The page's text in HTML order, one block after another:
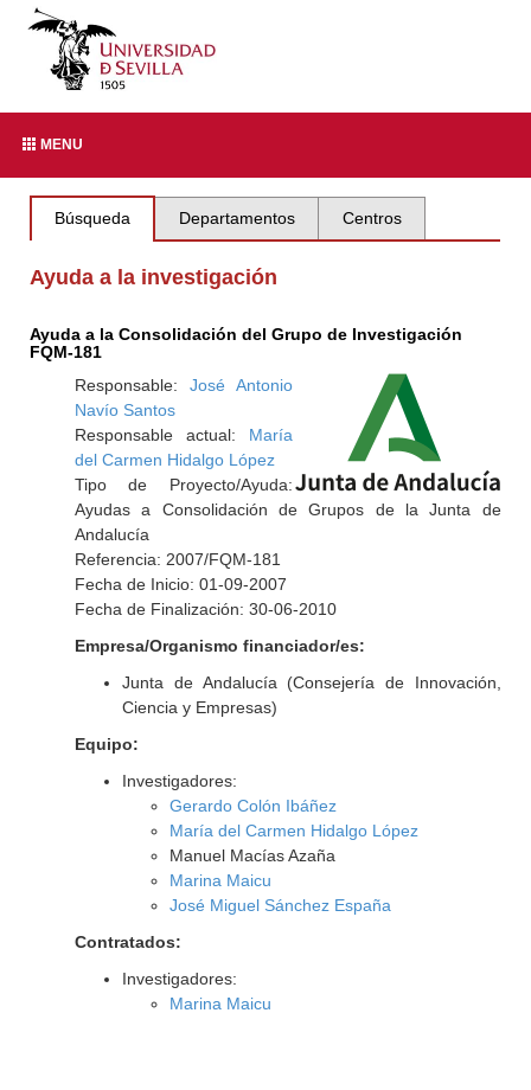
MENU
Búsqueda Departamentos Centros
Ayuda a la investigación
Ayuda a la Consolidación del Grupo de Investigación
FQM-181
Responsable: José Antonio
Navío Santos
Responsable actual: María
del Carmen Hidalgo López
Tipo de Proyecto/Ayuda:
Ayudas a Consolidación de Grupos de la Junta de
Andalucía
Referencia: 2007/FQM-181
Fecha de Inicio: 01-09-2007
Fecha de Finalización: 30-06-2010
Empresa/Organismo financiador/es:
Junta de Andalucía (Consejería de Innovación,
Ciencia y Empresas)
Equipo:
Investigadores:
Gerardo Colón Ibáñez
María del Carmen Hidalgo López
Manuel Macías Azaña
Marina Maicu
José Miguel Sánchez España
Contratados:
Investigadores:
Marina Maicu